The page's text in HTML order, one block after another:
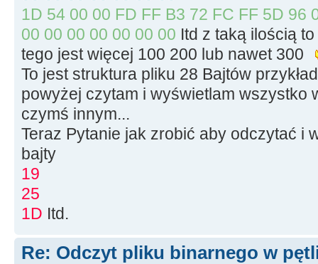
file.seekg(
file.read(
file.close();
// petla kolejnych
>Add(memblock[i]);
1D 54 00 00 FD FF B3 72 FC FF 5D 96
00 00 00 00 00 00 00 Itd z taką ilością
tego jest więcej 100 200 lub nawet 300
To jest struktura pliku 28 Bajtów
powyżej czytam i wyświetlam wszystko
czymś innym...
Teraz Pytanie jak zrobić aby odczytać i
bajty
19
25
1D Itd.
Re: Odczyt pliku binarnego w